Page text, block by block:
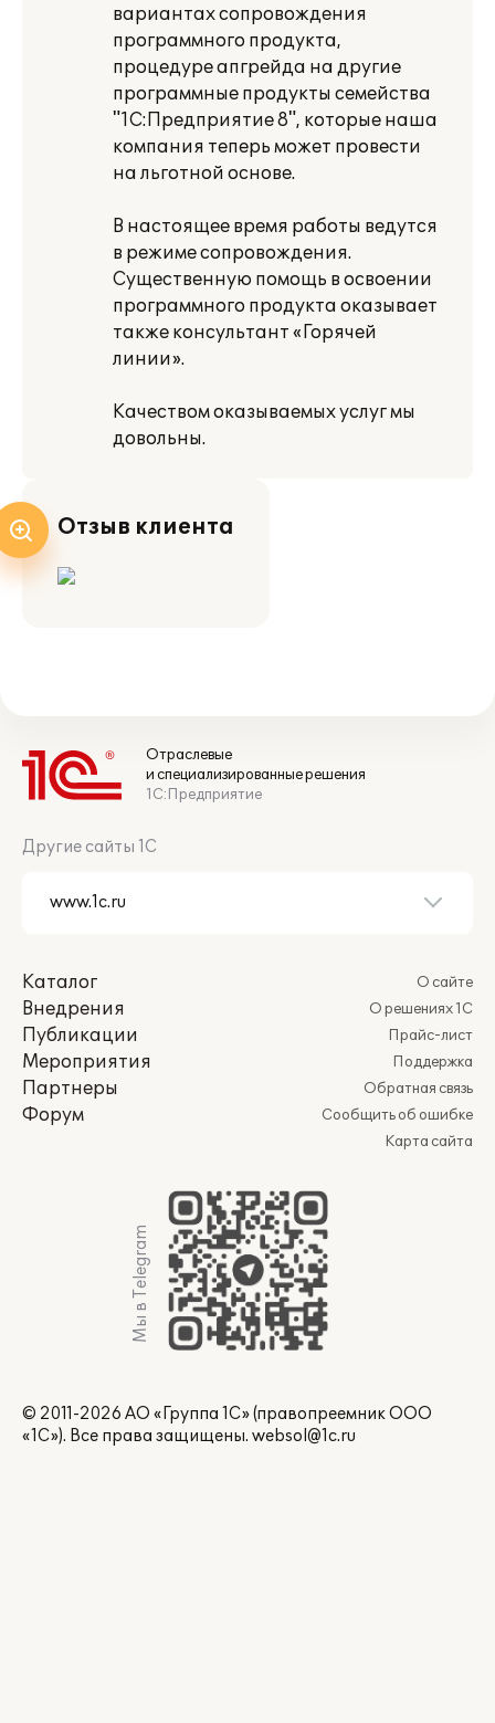
вариантах сопровождения
программного продукта,
процедуре апгрейда на другие
программные продукты семейства
"1С:Предприятие 8", которые наша
компания теперь может провести
на льготной основе.
В настоящее время работы ведутся
в режиме сопровождения.
Существенную помощь в освоении
программного продукта оказывает
также консультант «Горячей
линии».
Качеством оказываемых услуг мы
довольны.
Отзыв клиента
Отраслевые
и специализированные решения
1С:Предприятие
Другие сайты 1С
Каталог
Внедрения
Публикации
Мероприятия
Партнеры
Форум
О сайте
О решениях 1С
Прайс-лист
Поддержка
Обратная связь
Сообщить об ошибке
Карта сайта
Мы в Telegram
© 2011-2026 АО «Группа 1С» (правопреемник ООО
«1С»). Все права защищены. websol@1c.ru